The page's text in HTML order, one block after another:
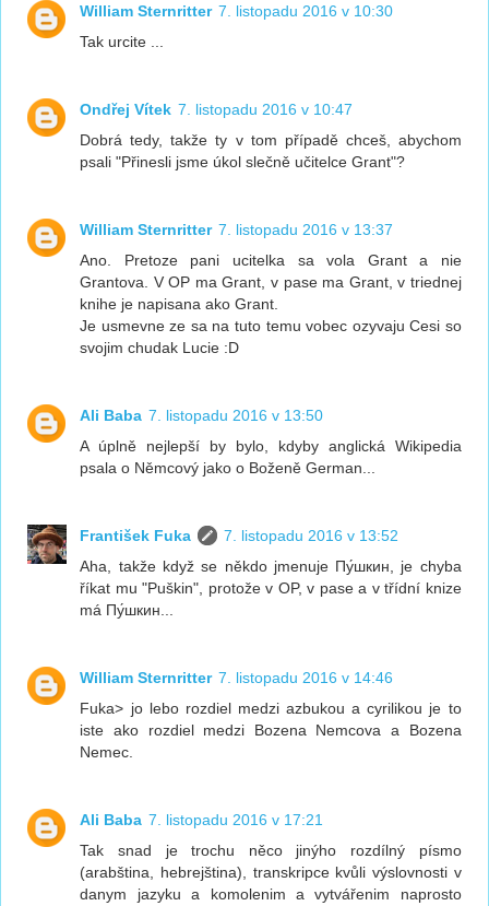
William Sternritter 7. listopadu 2016 v 10:30
Tak urcite ...
Ondřej Vítek 7. listopadu 2016 v 10:47
Dobrá tedy, takže ty v tom případě chceš, abychom
psali "Přinesli jsme úkol slečně učitelce Grant"?
William Sternritter 7. listopadu 2016 v 13:37
Ano. Pretoze pani ucitelka sa vola Grant a nie
Grantova. V OP ma Grant, v pase ma Grant, v triednej
knihe je napisana ako Grant.
Je usmevne ze sa na tuto temu vobec ozyvaju Cesi so
svojim chudak Lucie :D
Ali Baba 7. listopadu 2016 v 13:50
A úplně nejlepší by bylo, kdyby anglická Wikipedia
psala o Němcový jako o Boženě German...
František Fuka
7. listopadu 2016 v 13:52
Aha, takže když se někdo jmenuje Пу́шкин, je chyba
říkat mu "Puškin", protože v OP, v pase a v třídní knize
má Пу́шкин...
William Sternritter 7. listopadu 2016 v 14:46
Fuka> jo lebo rozdiel medzi azbukou a cyrilikou je to
iste ako rozdiel medzi Bozena Nemcova a Bozena
Nemec.
Ali Baba 7. listopadu 2016 v 17:21
Tak snad je trochu něco jinýho rozdílný písmo
(arabština, hebrejština), transkripce kvůli výslovnosti v
danym jazyku a komolenim a vytvářenim naprosto